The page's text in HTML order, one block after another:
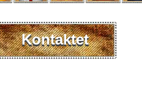
Kontaktet